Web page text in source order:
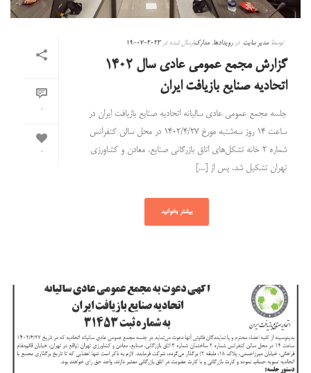
0
0
توسط مدیر سایت دررویدادها, مدارکارسال شده در2023-07-19
گزارش مجمع عمومی عادی سال ۱۴۰۲
اتحادیه صنایع بازیافت ایران
جلسه مجمع عمومی عادی سالیانه اتحادیه صنایع بازیافت ایران در
ساعت ۱۴ روز سه‌شنبه مورخ ۱۴۰۲/۴/۲۷ در محل سالن کنفرانس
شماره ۲ خانه تشکل‌های اتاق بازرگانی صنایع، معادن و کشاورزی
تهران تشکیل شد. پس از [...]
بیشتر بخوانید